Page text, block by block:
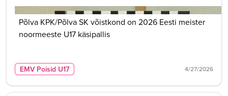
Põlva KPK/Põlva SK võistkond on 2026 Eesti meister
noormeeste U17 käsipallis
EMV Poisid U17 4/27/2026